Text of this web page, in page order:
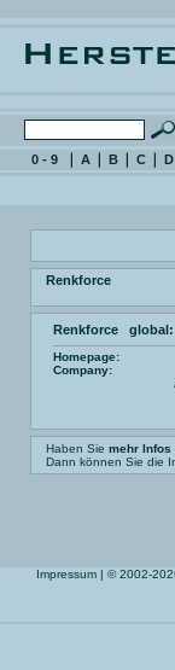
0 - 9 A B C D
Renkforce
Renkforce global:
Homepage:
Company:
Haben Sie mehr Infos
Dann können Sie die
Impressum | © 2002-